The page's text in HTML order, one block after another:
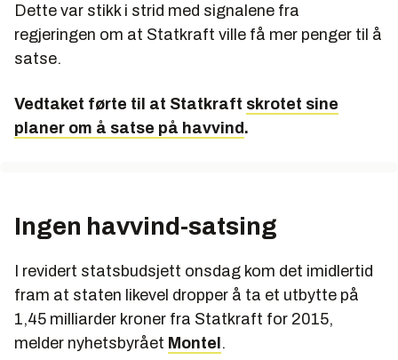
Dette var stikk i strid med signalene fra
regjeringen om at Statkraft ville få mer penger til å
satse.
Vedtaket førte til at Statkraft skrotet sine
planer om å satse på havvind.
Ingen havvind-satsing
I revidert statsbudsjett onsdag kom det imidlertid
fram at staten likevel dropper å ta et utbytte på
1,45 milliarder kroner fra Statkraft for 2015,
melder nyhetsbyrået Montel.